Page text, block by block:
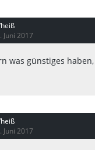
Juni 2017
was günstiges
Juni 2017